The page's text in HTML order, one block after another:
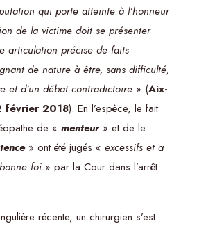
qui porte atteinte à l’honneur
de la victime doit se présenter
articulation précise de faits
de nature à être, sans difficulté,
et d’un débat contradictoire» (Aix-
février 2018). En l’espèce, le fait
de « menteur» et de le
» ont été jugés « excessifs et a
foi» par la Cour dans l’arrêt
récente, un chirurgien s’est